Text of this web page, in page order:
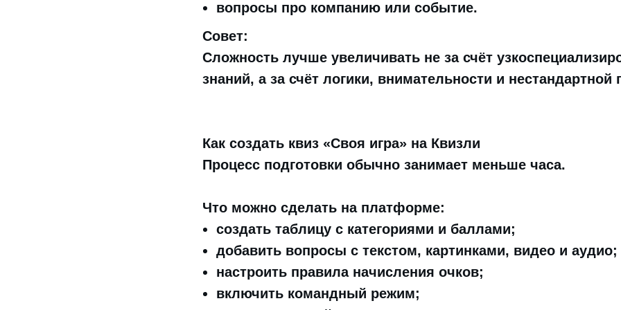
вопросы про компанию или событие.
Совет:
Сложность лучше увеличивать не за счёт
знаний, а за счёт логики, внимательности и нестандартной
Как создать квиз «Своя игра» на Квизли
Процесс подготовки обычно занимает меньше часа.
Что можно сделать на платформе:
создать таблицу с категориями и баллами;
добавить вопросы с текстом, картинками, видео и аудио;
настроить правила начисления очков;
включить командный режим;